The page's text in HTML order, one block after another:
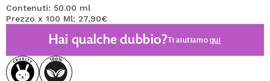
Contenuti: 50.00 ml
Prezzo x 100 Ml: 27,90€
Hai qualche dubbio?Ti aiutiamoqui